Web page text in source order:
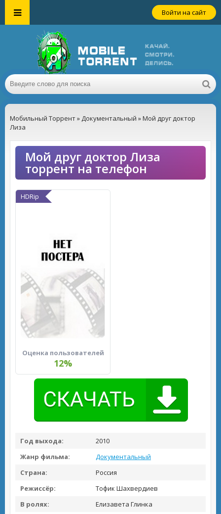
Войти на сайт
Мобильный Торрент» Документальный » Мой друг доктор
Лиза
Мой друг доктор Лиза
торрент на телефон
HDRip
Оценка пользователей
12%
Год выхода:
2010
Жанр фильма:
Документальный
Страна:
Россия
Режиссёр:
Тофик Шахвердиев
В ролях:
Елизавета Глинка